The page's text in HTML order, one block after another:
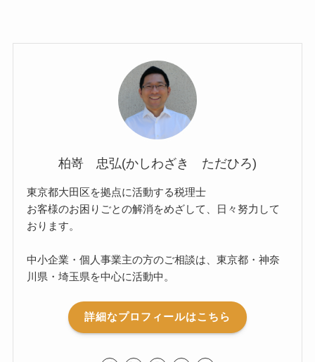
柏嵜 忠弘(かしわざき ただひろ)
東京都大田区を拠点に活動する税理士
お客様のお困りごとの解消をめざして、日々努力して
おります。
中小企業・個人事業主の方のご相談は、東京都・神奈
川県・埼玉県を中心に活動中。
詳細なプロフィールはこちら